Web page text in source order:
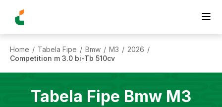
Home / Tabela Fipe / Bmw / M3 / 2026 /
Competition m 3.0 bi-Tb 510cv
Tabela Fipe Bmw M3